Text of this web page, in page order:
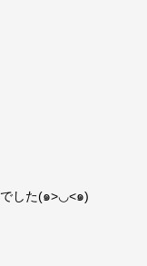
でした(๑>◡<๑)